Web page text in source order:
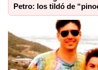
Petro: los tildó de